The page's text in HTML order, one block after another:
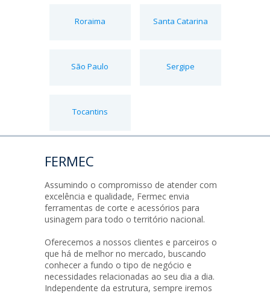
Roraima Santa Catarina
São Paulo Sergipe
Tocantins
FERMEC
Assumindo o compromisso de atender com
excelência e qualidade, Fermec envia
ferramentas de corte e acessórios para
usinagem para todo o território nacional.
Oferecemos a nossos clientes e parceiros o
que há de melhor no mercado, buscando
conhecer a fundo o tipo de negócio e
necessidades relacionadas ao seu dia a dia.
Independente da estrutura, sempre iremos